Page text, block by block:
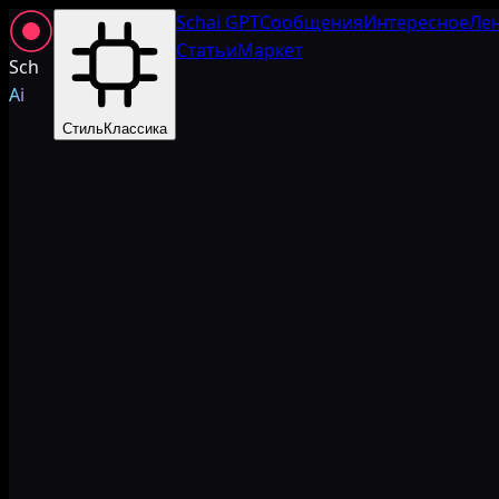
Sch
Ai
СтильКлассика
Schai GPTСообщенияИнтересное
СтатьиМаркет